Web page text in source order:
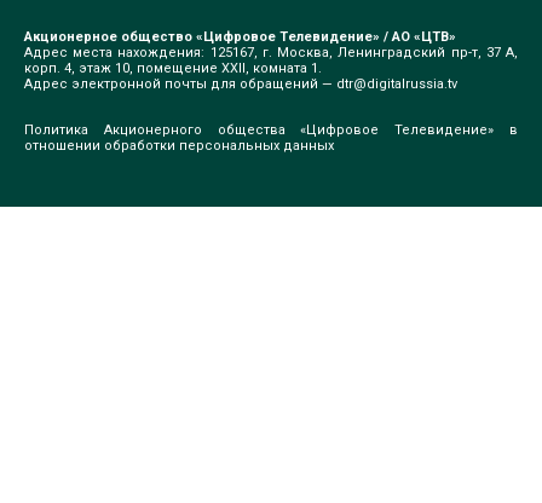
Акционерное общество «Цифровое Телевидение» / АО «ЦТВ»
Адрес места нахождения: 125167, г. Москва, Ленинградский пр-т, 37 А,
корп. 4, этаж 10, помещение XXII, комната 1.
Адрес электронной почты для обращений — dtr@digitalrussia.tv
Политика Акционерного общества «Цифровое Телевидение» в
отношении обработки персональных данных